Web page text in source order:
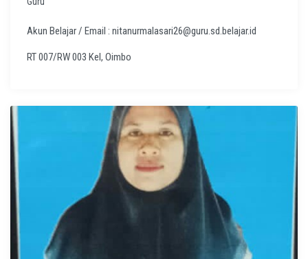
Akun Belajar / Email : nitanurmalasari26@guru.sd.belajar.id
RT 007/RW 003 Kel, Oimbo